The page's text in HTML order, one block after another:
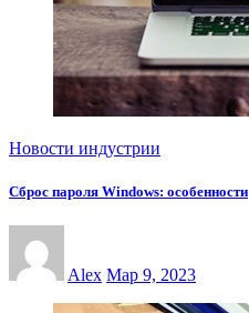
Новости индустрии
Сброс пароля Windows: особенности
Alex Мар 9, 2023